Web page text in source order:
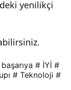
yenilikçi
# İYİ #
# Teknoloji #